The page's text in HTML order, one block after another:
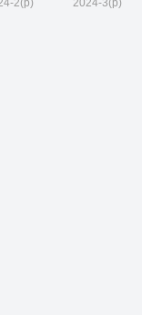
2(p) 2024-3(p)